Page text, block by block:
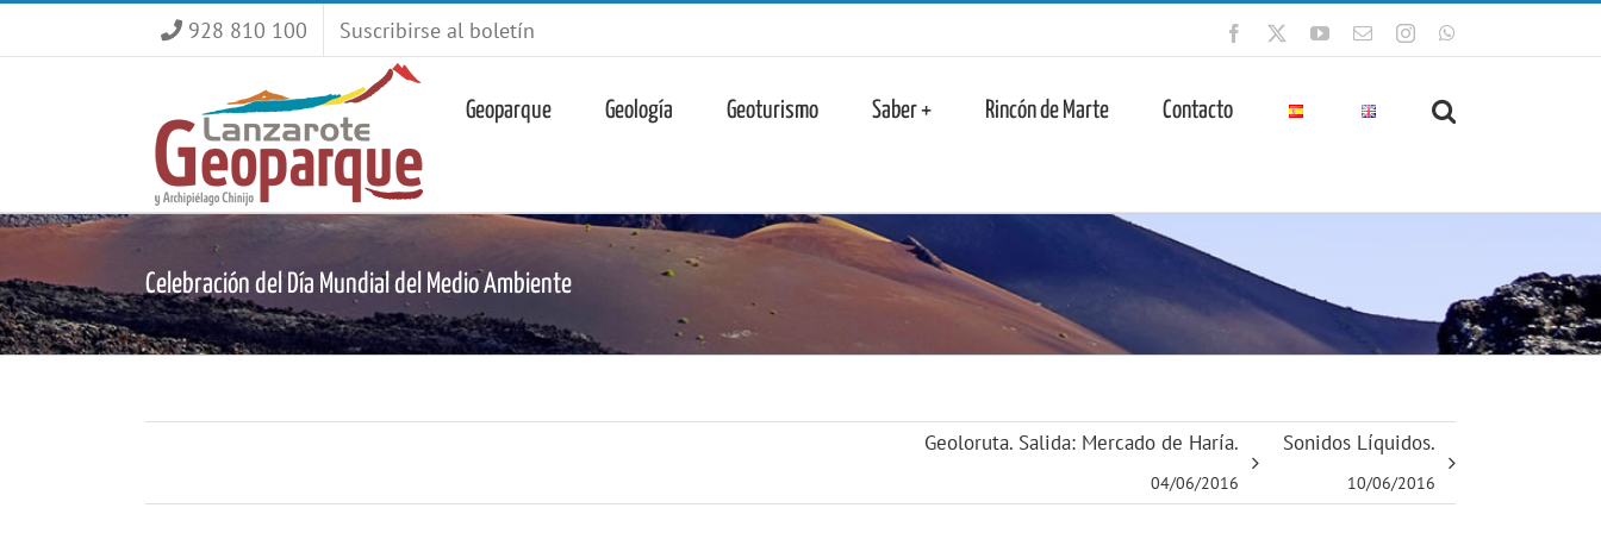
928 810 100 Suscribirse al boletín Facebook YouTube
CorreoInstagram
Geoparque Geología Geoturismo Saber + Rincón de Marte Contacto
Celebración del Día Mundial del Medio Ambiente
Geoloruta. Salida: Mercado de Haría.
04/06/2016
Sonidos Líquidos.
10/06/2016